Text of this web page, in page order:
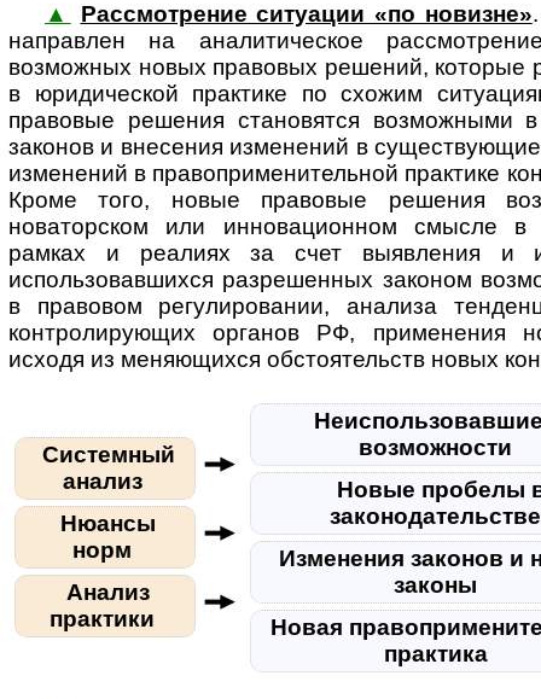
▲ Рассмотрение ситуации «по новизне»
на­п­рав­лен на аналитическое
возможных новых правовых решений, которые
в юридической практике по схожим
правовые решения становятся возможными
законов и внесения изменений в
изменений в правоприменительной практике
Кроме того, новые правовые решения
новаторском или инновационном смысле в
рамках и реалиях за счет выявления и
использовавшихся разрешенных законом
в правовом регулировании, анализа
контролирующих органов РФ, применения
исходя из меняющихся обстоятельств новых
Системный
анализ
Нюансы
норм
Анализ
практики
возможности
Новые пробелы
Изменения законов и
законы
Новая
практика